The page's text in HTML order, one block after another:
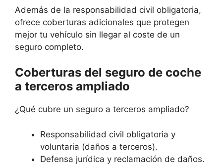
Además de la responsabilidad civil obligatoria,
ofrece coberturas adicionales que protegen
mejor tu vehículo sin llegar al coste de un
seguro completo.
Coberturas del seguro de coche
a terceros ampliado
¿Qué cubre un seguro a terceros ampliado?
Responsabilidad civil obligatoria y
voluntaria (daños a terceros).
Defensa jurídica y reclamación de daños.